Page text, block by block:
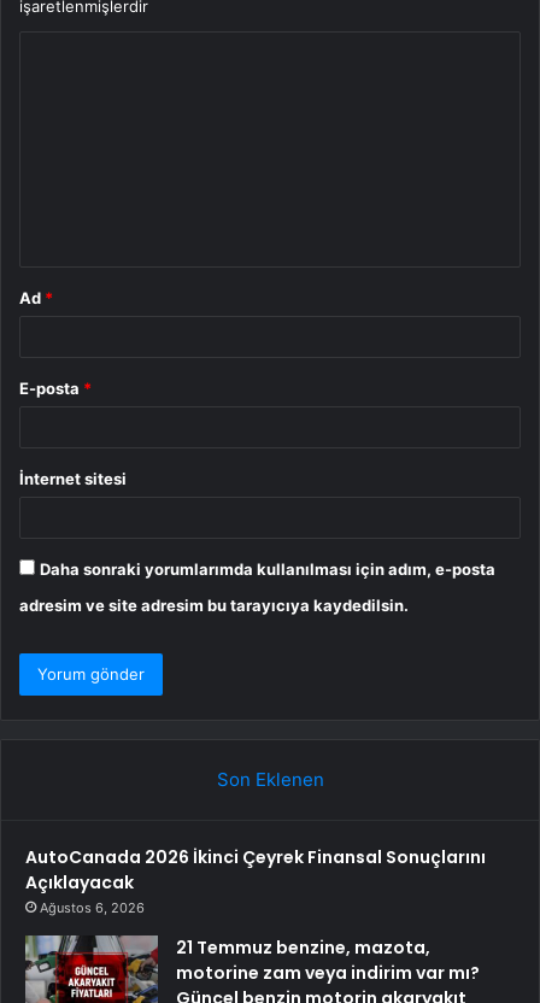
işaretlenmişlerdir
Ad *
E-posta *
İnternet sitesi
Daha sonraki yorumlarımda kullanılması için adım, e-posta
adresim ve site adresim bu tarayıcıya kaydedilsin.
Son Eklenen
AutoCanada 2026 İkinci Çeyrek Finansal Sonuçlarını
Açıklayacak
Ağustos 6, 2026
21 Temmuz benzine, mazota,
motorine zam veya indirim var mı?
Güncel benzin motorin akaryakıt